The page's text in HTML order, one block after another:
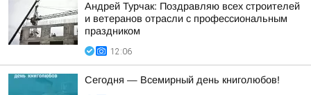
Андрей Турчак: Поздравляю всех строителей
и ветеранов отрасли с профессиональным
праздником
12:06
Сегодня — Всемирный день книголюбов!